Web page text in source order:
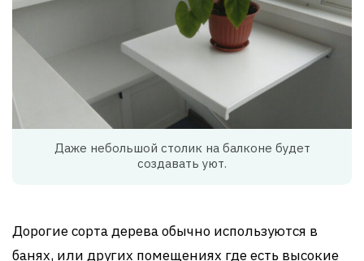
Даже небольшой столик на балконе будет
создавать уют.
Дорогие сорта дерева обычно используются в
банях, или других помещениях где есть высокие